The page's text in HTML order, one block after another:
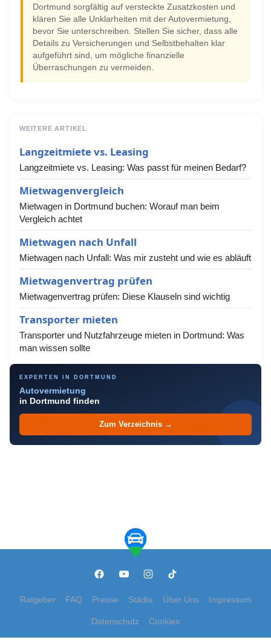
Dortmund sorgfältig auf versteckte Zusatzkosten und
klären Sie alle Unklarheiten mit der Autovermietung,
bevor Sie unterschreiben. Stellen Sie sicher, dass alle
Details zu Versicherungen und Selbstbehalten klar
aufgeführt sind, um mögliche finanzielle
Überraschungen zu vermeiden.
WEITERE ARTIKEL
Langzeitmiete vs. Leasing
Langzeitmiete vs. Leasing: Was passt für meinen Bedarf?
Mietwagenvergleich
Mietwagen in Dortmund buchen: Worauf man beim
Vergleich achtet
Mietwagen nach Unfall
Mietwagen nach Unfall: Was mir zusteht und wie es abläuft
Mietwagenvertrag prüfen
Mietwagenvertrag prüfen: Diese Klauseln sind wichtig
Transporter mieten
Transporter und Nutzfahrzeuge mieten in Dortmund: Was
man wissen sollte
EXPERTEN IN DORTMUND
Autovermietung
in Dortmund finden
Zum Verzeichnis →
Ratgeber FAQ Presse Städte Über Uns Impressum
Datenschutz Cookies